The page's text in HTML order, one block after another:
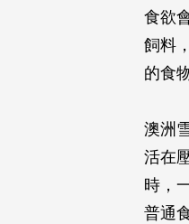
食欲
飼料
的食
澳洲
活在
時，
普通